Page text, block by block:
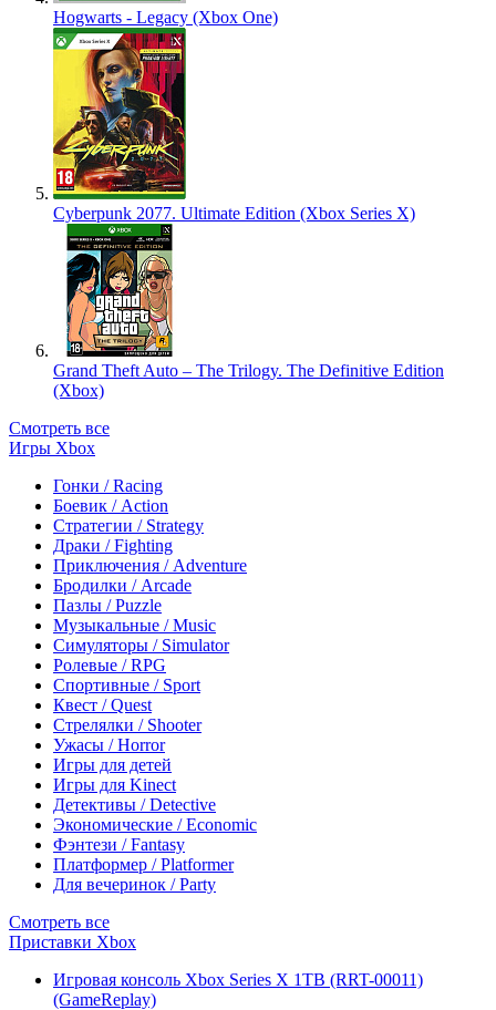
Hogwarts - Legacy (Xbox One)
Cyberpunk 2077. Ultimate Edition (Xbox Series X)
Grand Theft Auto – The Trilogy. The Definitive Edition
(Xbox)
Смотреть все
Игры Xbox
Гонки / Racing
Боевик / Action
Стратегии / Strategy
Драки / Fighting
Приключения / Adventure
Бродилки / Arcade
Пазлы / Puzzle
Музыкальные / Music
Симуляторы / Simulator
Ролевые / RPG
Спортивные / Sport
Квест / Quest
Стрелялки / Shooter
Ужасы / Horror
Игры для детей
Игры для Kinect
Детективы / Detective
Экономические / Economic
Фэнтези / Fantasy
Платформер / Platformer
Для вечеринок / Party
Смотреть все
Приставки Xbox
Игровая консоль Xbox Series X 1TB (RRT-00011)
(GameReplay)